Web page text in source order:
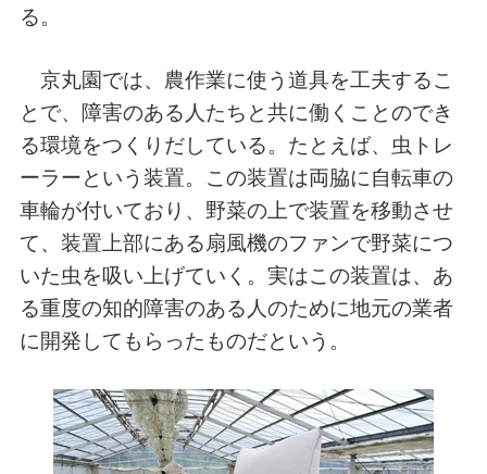
る。
京丸園では、農作業に使う道具を工夫するこ
とで、障害のある人たちと共に働くことのでき
る環境をつくりだしている。たとえば、虫トレ
ーラーという装置。この装置は両脇に自転車の
車輪が付いており、野菜の上で装置を移動させ
て、装置上部にある扇風機のファンで野菜につ
いた虫を吸い上げていく。実はこの装置は、あ
る重度の知的障害のある人のために地元の業者
に開発してもらったものだという。